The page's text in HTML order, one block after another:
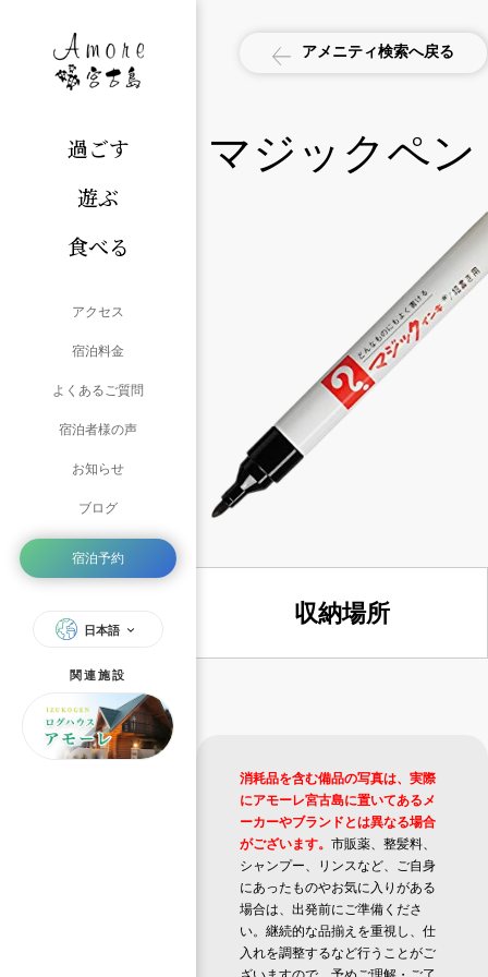
過ごす
遊ぶ
食べる
アクセス
宿泊料金
よくあるご質問
宿泊者様の声
お知らせ
ブログ
宿泊予約
日本語
関連施設
アメニティ検索へ戻る
マジックペン
収納場所
消耗品を含む備品の写真は、実際
にアモーレ宮古島に置いてあるメ
ーカーやブランドとは異なる場合
がございます。 市販薬、整髪料、
シャンプー、リンスなど、ご自身
にあったものやお気に入りがある
場合は、出発前にご準備くださ
い。継続的な品揃えを重視し、仕
入れを調整するなど行うことがご